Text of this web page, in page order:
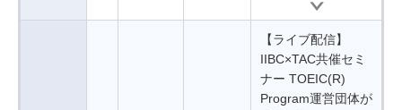
【ライブ配信】
IIBC×TAC共催セミ
ナー TOEIC(R)
Program運営団体が